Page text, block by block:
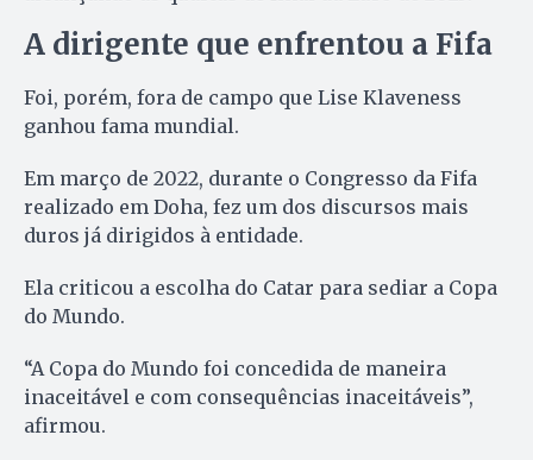
A dirigente que enfrentou a Fifa
Foi, porém, fora de campo que Lise Klaveness
ganhou fama mundial.
Em março de 2022, durante o Congresso da Fifa
realizado em Doha, fez um dos discursos mais
duros já dirigidos à entidade.
Ela criticou a escolha do Catar para sediar a Copa
do Mundo.
“A Copa do Mundo foi concedida de maneira
inaceitável e com consequências inaceitáveis”,
afirmou.